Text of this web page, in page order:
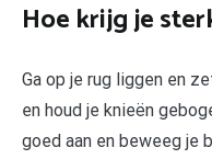
Hoe krijg je
Ga op je rug liggen en
en houd je knieën
goed aan en beweeg je